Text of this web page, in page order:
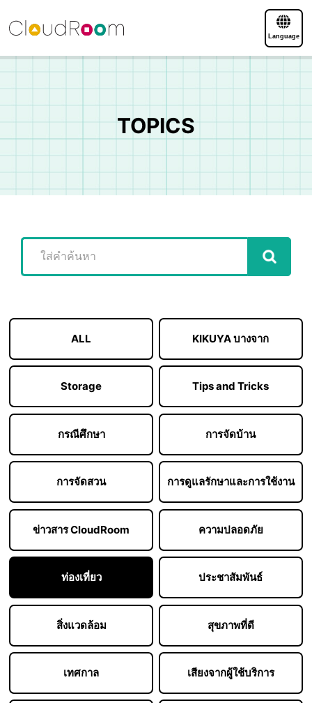
Language
TOPICS
ALL KIKUYA บางจาก
Storage Tips and Tricks
กรณีศึกษา การจัดบ้าน
การจัดสวน การดูแลรักษาและการใช้งาน
ข่าวสาร CloudRoom ความปลอดภัย
ท่องเที่ยว ประชาสัมพันธ์
สิ่งแวดล้อม สุขภาพที่ดี
เทศกาล เสียงจากผู้ใช้บริการ